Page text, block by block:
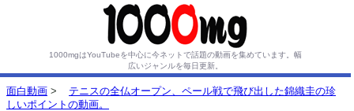
1000mgはYouTubeを中心に今ネットで話題の動画を集めています。 幅
広いジャンルを毎日更新。
面白動画 >
テニスの全仏オープン、ペール戦で飛び出した錦織圭の珍
しいポイントの動画。